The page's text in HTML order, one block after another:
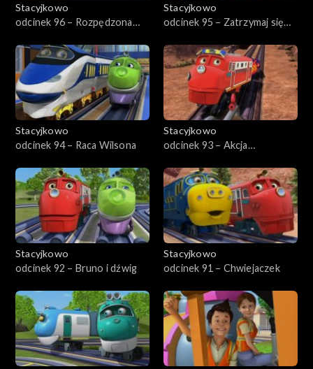
Stacyjkowo
odcinek 96 – Rozpędzona
Stacyjkowo
odcinek 95 – Zatrzymaj się
Stacyjkowo
odcinek 94 – Raca Wilsona
Stacyjkowo
odcinek 93 – Akcja
Stacyjkowo
odcinek 92 – Bruno i dźwig
Stacyjkowo
odcinek 91 – Chwiejaczek